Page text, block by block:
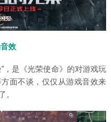
效
，是《光荣使命》的对游戏玩
面不谈，仅仅从游戏音效来
。